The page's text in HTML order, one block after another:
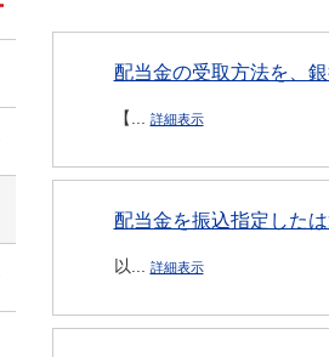
配当金の受取方法を、
【... 詳細表示
配当金を振込指定した
以... 詳細表示